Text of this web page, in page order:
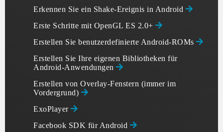
Erkennen Sie ein Shake-Ereignis in Android
Erste Schritte mit OpenGL ES 2.0+
Erstellen Sie benutzerdefinierte Android-ROMs
Erstellen Sie Ihre eigenen Bibliotheken für
Android-Anwendungen
Erstellen von Overlay-Fenstern (immer im
Vordergrund)
ExoPlayer
Facebook SDK für Android